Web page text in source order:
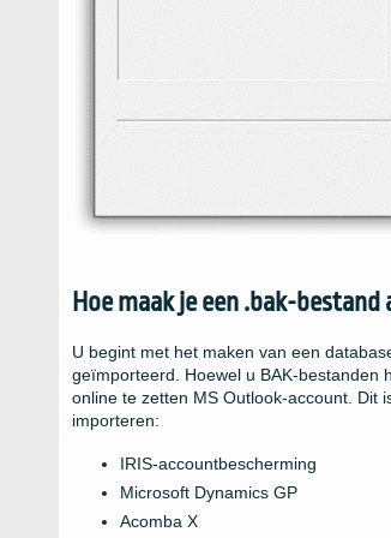
Hoe maak je een .bak-bestand
U begint met het maken van een
geïmporteerd. Hoewel u BAK-bestanden
online te zetten MS Outlook-account. Dit
importeren:
IRIS-accountbescherming
Microsoft Dynamics GP
Acomba X